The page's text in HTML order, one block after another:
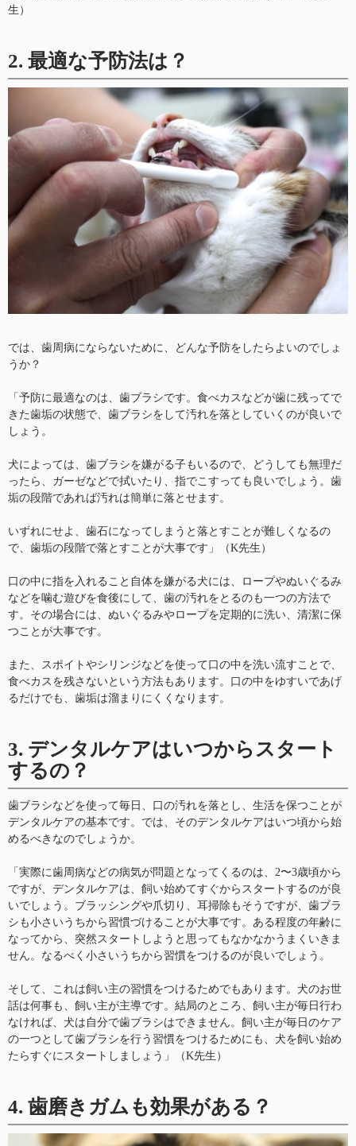
生）
2. 最適な予防法は？
では、歯周病にならないために、どんな予防をしたらよいのでしょ
うか？
「予防に最適なのは、歯ブラシです。食べカスなどが歯に残ってで
きた歯垢の状態で、歯ブラシをして汚れを落としていくのが良いで
しょう。
犬によっては、歯ブラシを嫌がる子もいるので、どうしても無理だ
ったら、ガーゼなどで拭いたり、指でこすっても良いでしょう。歯
垢の段階であれば汚れは簡単に落とせます。
いずれにせよ、歯石になってしまうと落とすことが難しくなるの
で、歯垢の段階で落とすことが大事です」（K先生）
口の中に指を入れること自体を嫌がる犬には、ロープやぬいぐるみ
などを噛む遊びを食後にして、歯の汚れをとるのも一つの方法で
す。その場合には、ぬいぐるみやロープを定期的に洗い、清潔に保
つことが大事です。
また、スポイトやシリンジなどを使って口の中を洗い流すことで、
食べカスを残さないという方法もあります。口の中をゆすいであげ
るだけでも、歯垢は溜まりにくくなります。
3. デンタルケアはいつからスタート
するの？
歯ブラシなどを使って毎日、口の汚れを落とし、生活を保つことが
デンタルケアの基本です。では、そのデンタルケアはいつ頃から始
めるべきなのでしょうか。
「実際に歯周病などの病気が問題となってくるのは、2〜3歳頃から
ですが、デンタルケアは、飼い始めてすぐからスタートするのが良
いでしょう。ブラッシングや爪切り、耳掃除もそうですが、歯ブラ
シも小さいうちから習慣づけることが大事です。ある程度の年齢に
なってから、突然スタートしようと思ってもなかなかうまくいきま
せん。なるべく小さいうちから習慣をつけるのが良いでしょう。
そして、これは飼い主の習慣をつけるためでもあります。犬のお世
話は何事も、飼い主が主導です。結局のところ、飼い主が毎日行わ
なければ、犬は自分で歯ブラシはできません。飼い主が毎日のケア
の一つとして歯ブラシを行う習慣をつけるためにも、犬を飼い始め
たらすぐにスタートしましょう」（K先生）
4. 歯磨きガムも効果がある？